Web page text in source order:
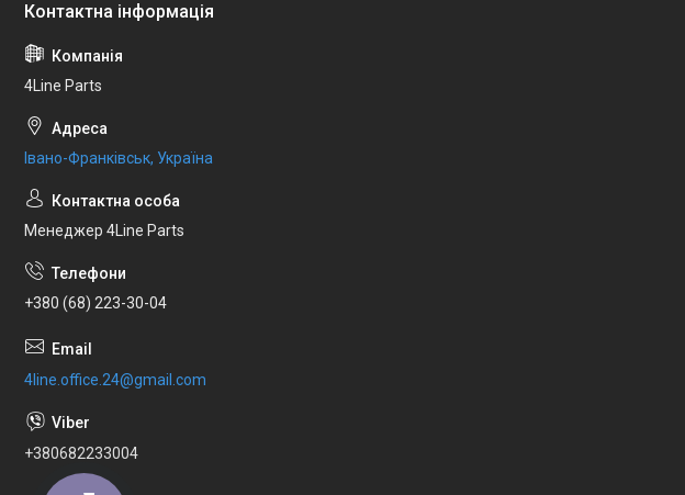
4Line Parts
Івано-Франківськ, Україна
Менеджер 4Line Parts
+380 (68) 223-30-04
4line.office.24@gmail.com
+380682233004